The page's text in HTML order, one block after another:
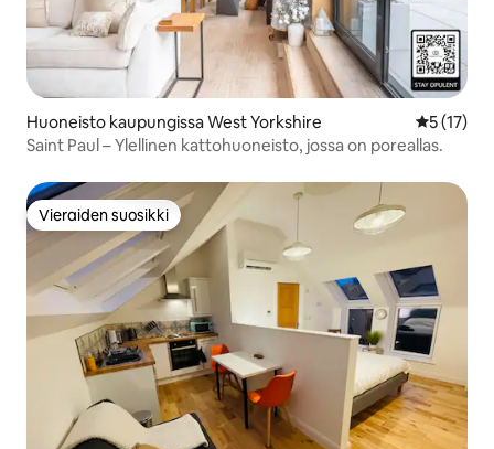
Huoneisto kaupungissa West Yorkshire
5 (17)
Saint Paul – Ylellinen kattohuoneisto, jossa on poreallas.
Vieraiden suosikki
Vieraiden suosikki